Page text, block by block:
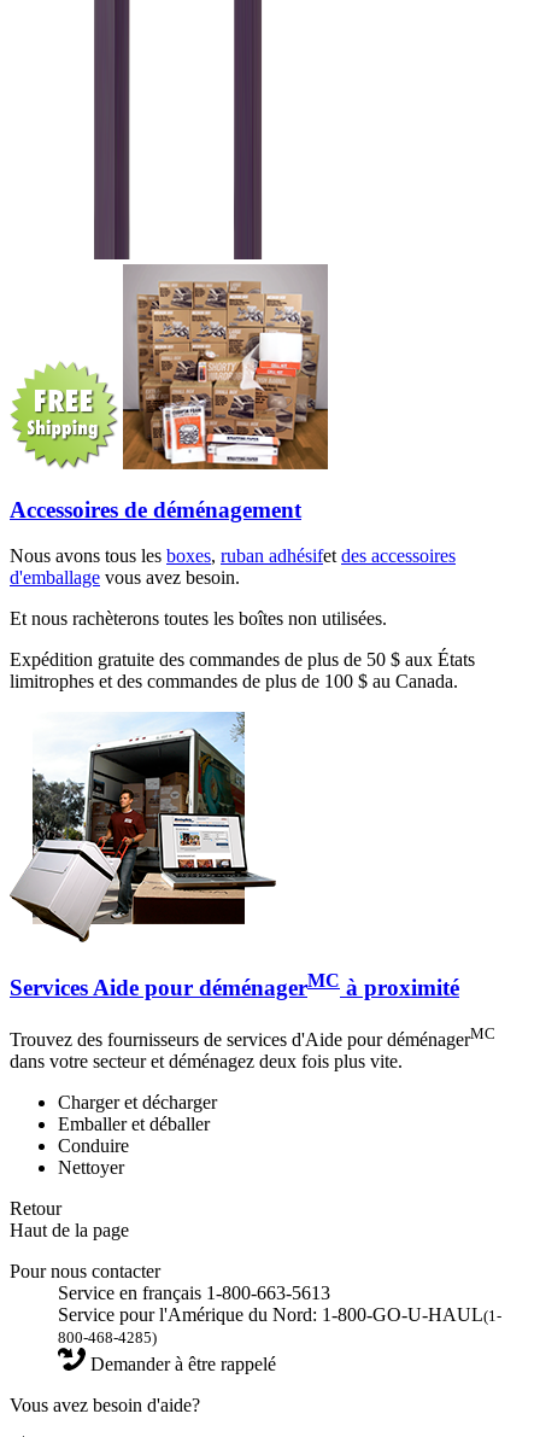
Accessoires de déménagement
Nous avons tous les boxes, ruban adhésifet des accessoires
d'emballage vous avez besoin.
Et nous rachèterons toutes les boîtes non utilisées.
Expédition gratuite des commandes de plus de 50 $ aux États
limitrophes et des commandes de plus de 100 $ au Canada.
Services Aide pour déménagerMC à proximité
Trouvez des fournisseurs de services d'Aide pour déménagerMC
dans votre secteur et déménagez deux fois plus vite.
Charger et décharger
Emballer et déballer
Conduire
Nettoyer
Retour
Haut de la page
Pour nous contacter
Service en français 1-800-663-5613
Service pour l'Amérique du Nord: 1-800-GO-U-HAUL(1-
800-468-4285)
Demander à être rappelé
Vous avez besoin d'aide?